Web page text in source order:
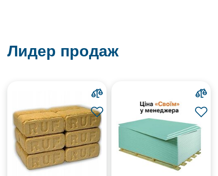
Лидер продаж